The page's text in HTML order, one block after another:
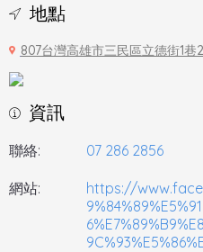
地點
807台灣高雄市三民區立德街1巷
資訊
聯絡: 07 286 2856
網站:
https://